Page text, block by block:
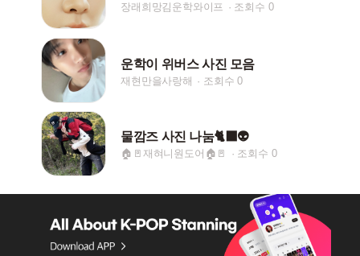
장래희망김운학와이프 조회수 0
운학이 위버스 사진 모음
재현만을사랑해 조회수 0
물깜즈 사진 나눔🐈‍⬛👽
🏠🚪재혀니원도어🏠🚪 조회수 0